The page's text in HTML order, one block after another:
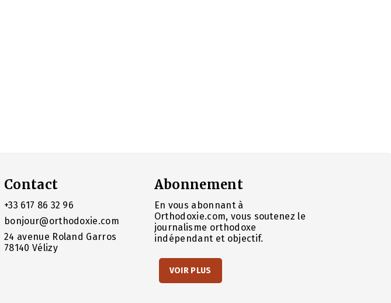
Contact
+33 617 86 32 96
bonjour@orthodoxie.com
24 avenue Roland Garros
78140 Vélizy
Abonnement
En vous abonnant à
Orthodoxie.com, vous soutenez le
journalisme orthodoxe
indépendant et objectif.
VOIR PLUS